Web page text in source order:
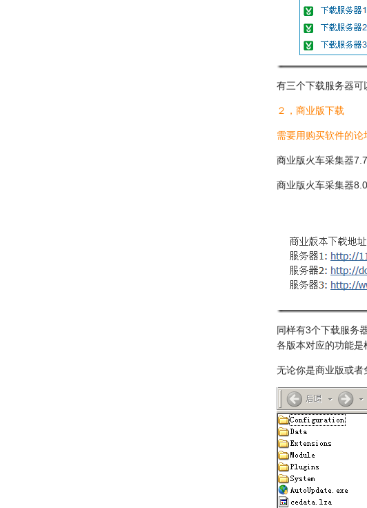
有三个下载服务器可
２，商业版下载
需要用购买软件的
商业版火车采集器
商业版火车采集器
同样有3个下载服务
各版本对应的功能是
无论你是商业版或者